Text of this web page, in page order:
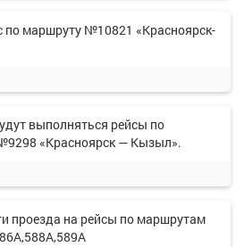
по маршруту №10821 «Красноярск-
выполняться рейсы по
«Красноярск — Кызыл».
проезда на рейсы по маршрутам